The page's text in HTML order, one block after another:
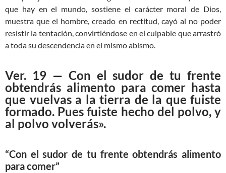
que hay en el mundo, sostiene el carácter moral de Dios,
muestra que el hombre, creado en rectitud, cayó al no poder
resistir la tentación, convirtiéndose en el culpable que arrastró
a toda su descendencia en el mismo abismo.
Ver. 19 — Con el sudor de tu frente
obtendrás alimento para comer hasta
que vuelvas a la tierra de la que fuiste
formado. Pues fuiste hecho del polvo, y
al polvo volverás».
“Con el sudor de tu frente obtendrás alimento
para comer”